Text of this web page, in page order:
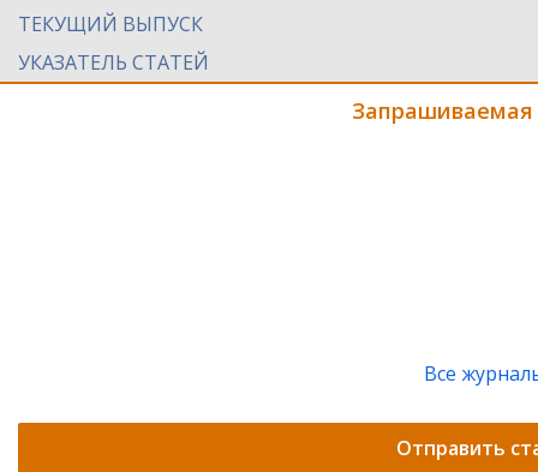
ТЕКУЩИЙ ВЫПУСК
УКАЗАТЕЛЬ СТАТЕЙ
Запрашиваемая
Все
Отправить